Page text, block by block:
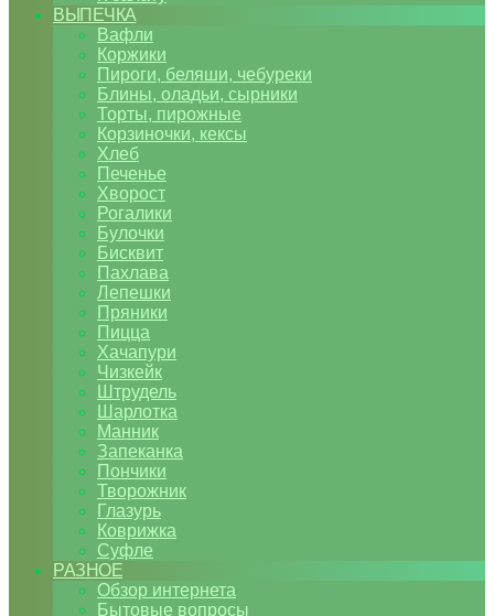
ВЫПЕЧКА
Вафли
Коржики
Пироги, беляши, чебуреки
Блины, оладьи, сырники
Торты, пирожные
Корзиночки, кексы
Хлеб
Печенье
Хворост
Рогалики
Булочки
Бисквит
Пахлава
Лепешки
Пряники
Пицца
Хачапури
Чизкейк
Штрудель
Шарлотка
Манник
Запеканка
Пончики
Творожник
Глазурь
Коврижка
Суфле
РАЗНОЕ
Обзор интернета
Бытовые вопросы